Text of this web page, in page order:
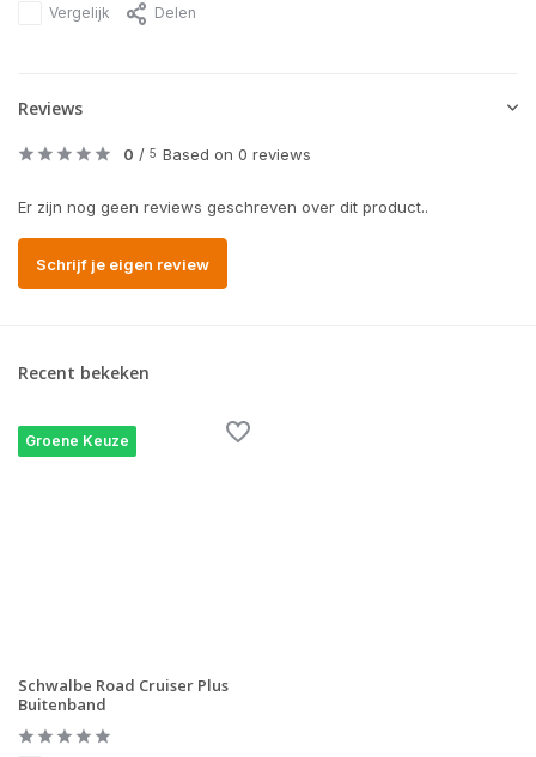
Vergelijk Delen
Reviews
0 / 5 Based on 0 reviews
Er zijn nog geen reviews geschreven over dit product..
Schrijf je eigen review
Recent bekeken
Groene Keuze
Schwalbe Road Cruiser Plus
Buitenband